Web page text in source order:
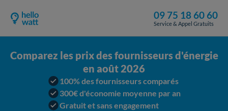
09 75 18 60 60
Service & Appel Gratuits
Comparez les prix des fournisseurs d'énergie
en août 2026
100% des fournisseurs comparés
300€ d'économie moyenne par an
Gratuit et sans engagement